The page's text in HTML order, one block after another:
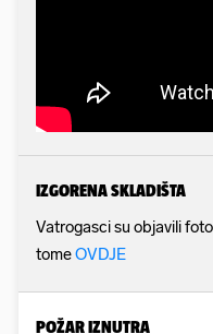
IZGORENA SKLADIŠTA
Vatrogasci su objavili
tomeOVDJE
POŽAR IZNUTRA